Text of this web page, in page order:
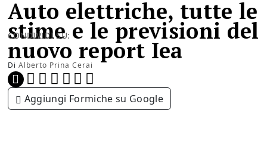
Auto elettriche, tutte le
stime e le previsioni del
nuovo report Iea
Di Alberto Prina Cerai
CONDIVIDI SU:
Aggiungi Formiche su Google